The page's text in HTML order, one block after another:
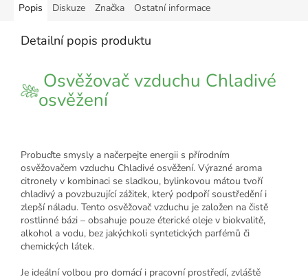
Popis Diskuze Značka Ostatní informace
Detailní popis produktu
Osvěžovač vzduchu Chladivé
osvěžení
Probuďte smysly a načerpejte energii s přírodním
osvěžovačem vzduchu Chladivé osvěžení. Výrazné aroma
citronely v kombinaci se sladkou, bylinkovou mátou tvoří
chladivý a povzbuzující zážitek, který podpoří soustředění i
zlepší náladu. Tento osvěžovač vzduchu je založen na čistě
rostlinné bázi – obsahuje pouze éterické oleje v biokvalitě,
alkohol a vodu, bez jakýchkoli syntetických parfémů či
chemických látek.
Je ideální volbou pro domácí i pracovní prostředí, zvláště